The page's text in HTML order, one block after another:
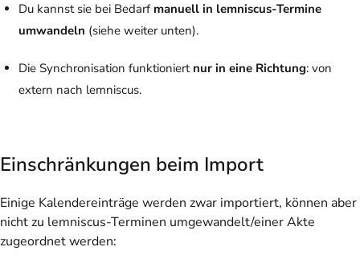
Du kannst sie bei Bedarf manuell in lemniscus-Termine
umwandeln (siehe weiter unten).
Die Synchronisation funktioniert nur in eine Richtung: von
extern nach lemniscus.
Einschränkungen beim Import
Einige Kalendereinträge werden zwar importiert, können aber
nicht zu lemniscus-Terminen umgewandelt/einer Akte
zugeordnet werden: